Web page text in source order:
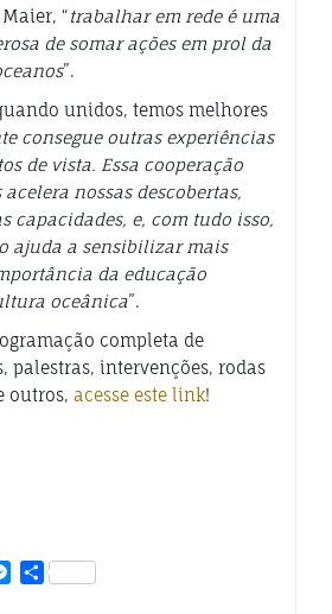
“trabalhar em rede é uma
de somar ações em prol da
”.
unidos, temos melhores
consegue outras experiências
de vista. Essa cooperação
nossas descobertas,
capacidades, e, com tudo isso,
ajuda a sensibilizar mais
da educação
oceânica”.
completa de
palestras, intervenções, rodas
outros, acesse este link!
Messenger
Share